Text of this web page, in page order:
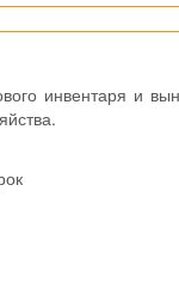
инвентаря и